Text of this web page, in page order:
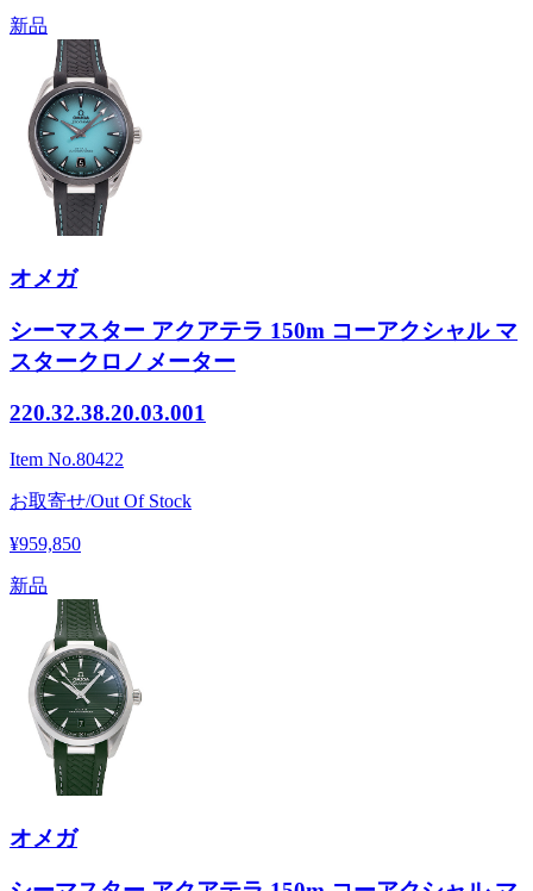
新品
オメガ
シーマスター アクアテラ 150m コーアクシャル マ
スタークロノメーター
220.32.38.20.03.001
Item No.80422
お取寄せ/Out Of Stock
¥959,850
新品
オメガ